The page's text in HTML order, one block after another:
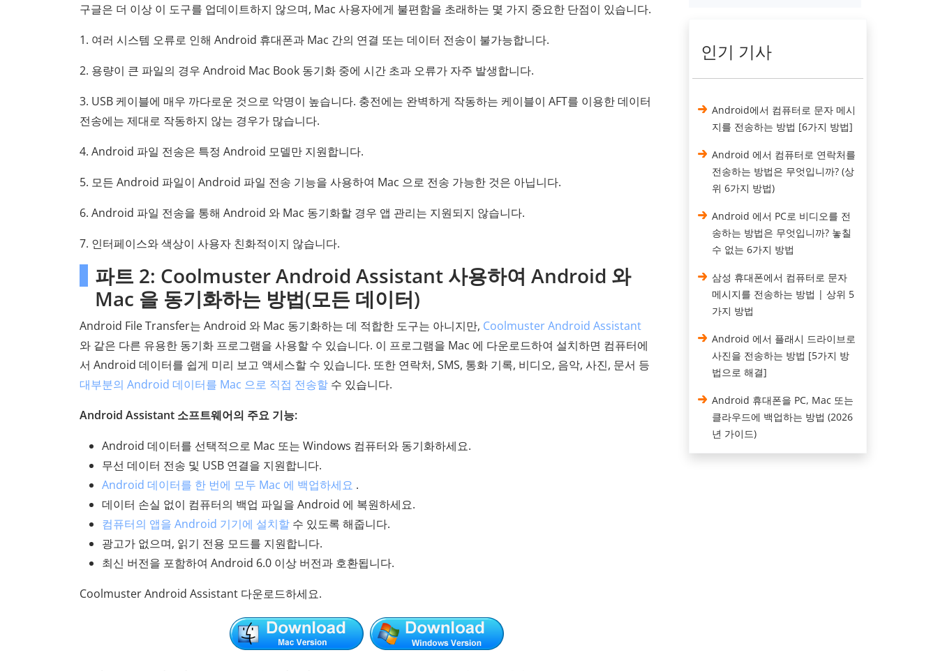
구글은 더 이상 이 도구를 업데이트하지 않으며, Mac 사용자에게 불편함을 초래하는 몇 가지 중요한 단점이 있습니다.
1. 여러 시스템 오류로 인해 Android 휴대폰과 Mac 간의 연결 또는 데이터 전송이 불가능합니다.
2. 용량이 큰 파일의 경우 Android Mac Book 동기화 중에 시간 초과 오류가 자주 발생합니다.
3. USB 케이블에 매우 까다로운 것으로 악명이 높습니다. 충전에는 완벽하게 작동하는 케이블이 AFT를 이용한 데이터
전송에는 제대로 작동하지 않는 경우가 많습니다.
4. Android 파일 전송은 특정 Android 모델만 지원합니다.
5. 모든 Android 파일이 Android 파일 전송 기능을 사용하여 Mac 으로 전송 가능한 것은 아닙니다.
6. Android 파일 전송을 통해 Android 와 Mac 동기화할 경우 앱 관리는 지원되지 않습니다.
7. 인터페이스와 색상이 사용자 친화적이지 않습니다.
파트 2: Coolmuster Android Assistant 사용하여 Android 와
Mac 을 동기화하는 방법(모든 데이터)
Android File Transfer는 Android 와 Mac 동기화하는 데 적합한 도구는 아니지만, Coolmuster Android Assistant
와 같은 다른 유용한 동기화 프로그램을 사용할 수 있습니다. 이 프로그램을 Mac 에 다운로드하여 설치하면 컴퓨터에
서 Android 데이터를 쉽게 미리 보고 액세스할 수 있습니다. 또한 연락처, SMS, 통화 기록, 비디오, 음악, 사진, 문서 등
대부분의 Android 데이터를 Mac 으로 직접 전송할 수 있습니다.
Android Assistant 소프트웨어의 주요 기능:
Android 데이터를 선택적으로 Mac 또는 Windows 컴퓨터와 동기화하세요.
무선 데이터 전송 및 USB 연결을 지원합니다.
Android 데이터를 한 번에 모두 Mac 에 백업하세요 .
데이터 손실 없이 컴퓨터의 백업 파일을 Android 에 복원하세요.
컴퓨터의 앱을 Android 기기에 설치할 수 있도록 해줍니다.
광고가 없으며, 읽기 전용 모드를 지원합니다.
최신 버전을 포함하여 Android 6.0 이상 버전과 호환됩니다.
Coolmuster Android Assistant 다운로드하세요.
인기 기사
Android에서 컴퓨터로 문자 메시
지를 전송하는 방법 [6가지 방법]
Android 에서 컴퓨터로 연락처를
전송하는 방법은 무엇입니까? (상
위 6가지 방법)
Android 에서 PC로 비디오를 전
송하는 방법은 무엇입니까? 놓칠
수 없는 6가지 방법
삼성 휴대폰에서 컴퓨터로 문자
메시지를 전송하는 방법 | 상위 5
가지 방법
Android 에서 플래시 드라이브로
사진을 전송하는 방법 [5가지 방
법으로 해결]
Android 휴대폰을 PC, Mac 또는
클라우드에 백업하는 방법 (2026
년 가이드)